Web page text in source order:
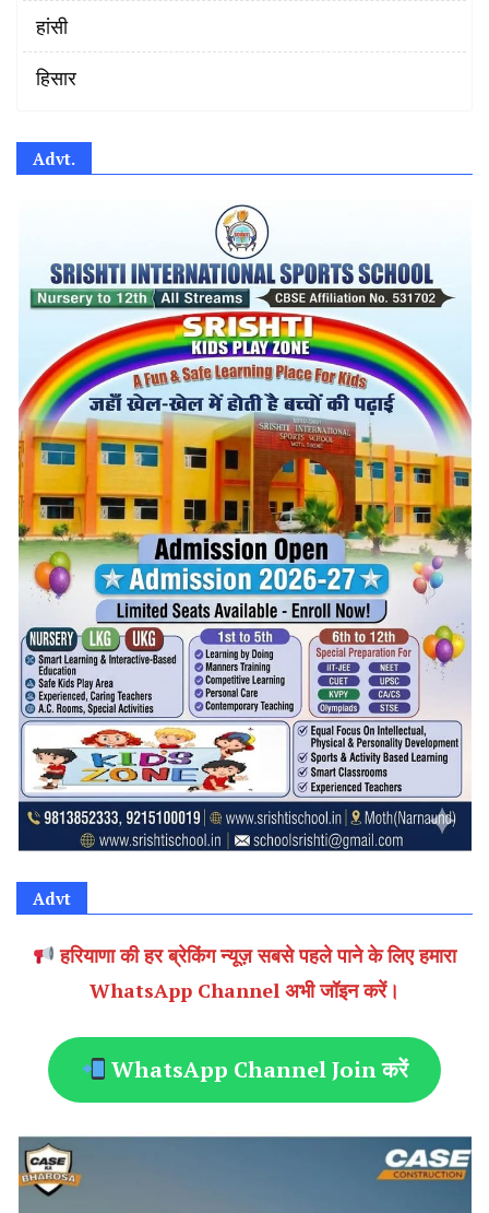
हांसी
हिसार
Advt.
Advt
हरियाणा की हर ब्रेकिंग न्यूज़ सबसे पहले पाने के लिए हमारा
WhatsApp Channel अभी जॉइन करें।
WhatsApp Channel Join करें